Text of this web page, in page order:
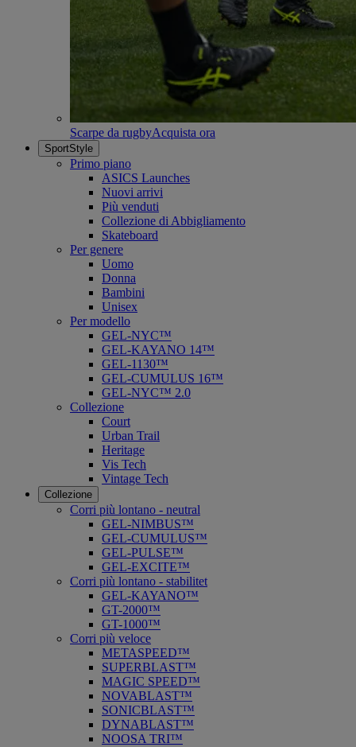
Scarpe da rugbyAcquista ora
SportStyle
Primo piano
ASICS Launches
Nuovi arrivi
Più venduti
Collezione di Abbigliamento
Skateboard
Per genere
Uomo
Donna
Bambini
Unisex
Per modello
GEL-NYC™
GEL-KAYANO 14™
GEL-1130™
GEL-CUMULUS 16™
GEL-NYC™ 2.0
Collezione
Court
Urban Trail
Heritage
Vis Tech
Vintage Tech
Collezione
Corri più lontano - neutral
GEL-NIMBUS™
GEL-CUMULUS™
GEL-PULSE™
GEL-EXCITE™
Corri più lontano - stabilitet
GEL-KAYANO™
GT-2000™
GT-1000™
Corri più veloce
METASPEED™
SUPERBLAST™
MAGIC SPEED™
NOVABLAST™
SONICBLAST™
DYNABLAST™
NOOSA TRI™